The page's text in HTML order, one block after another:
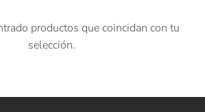
productos que coincidan con tu
selección.